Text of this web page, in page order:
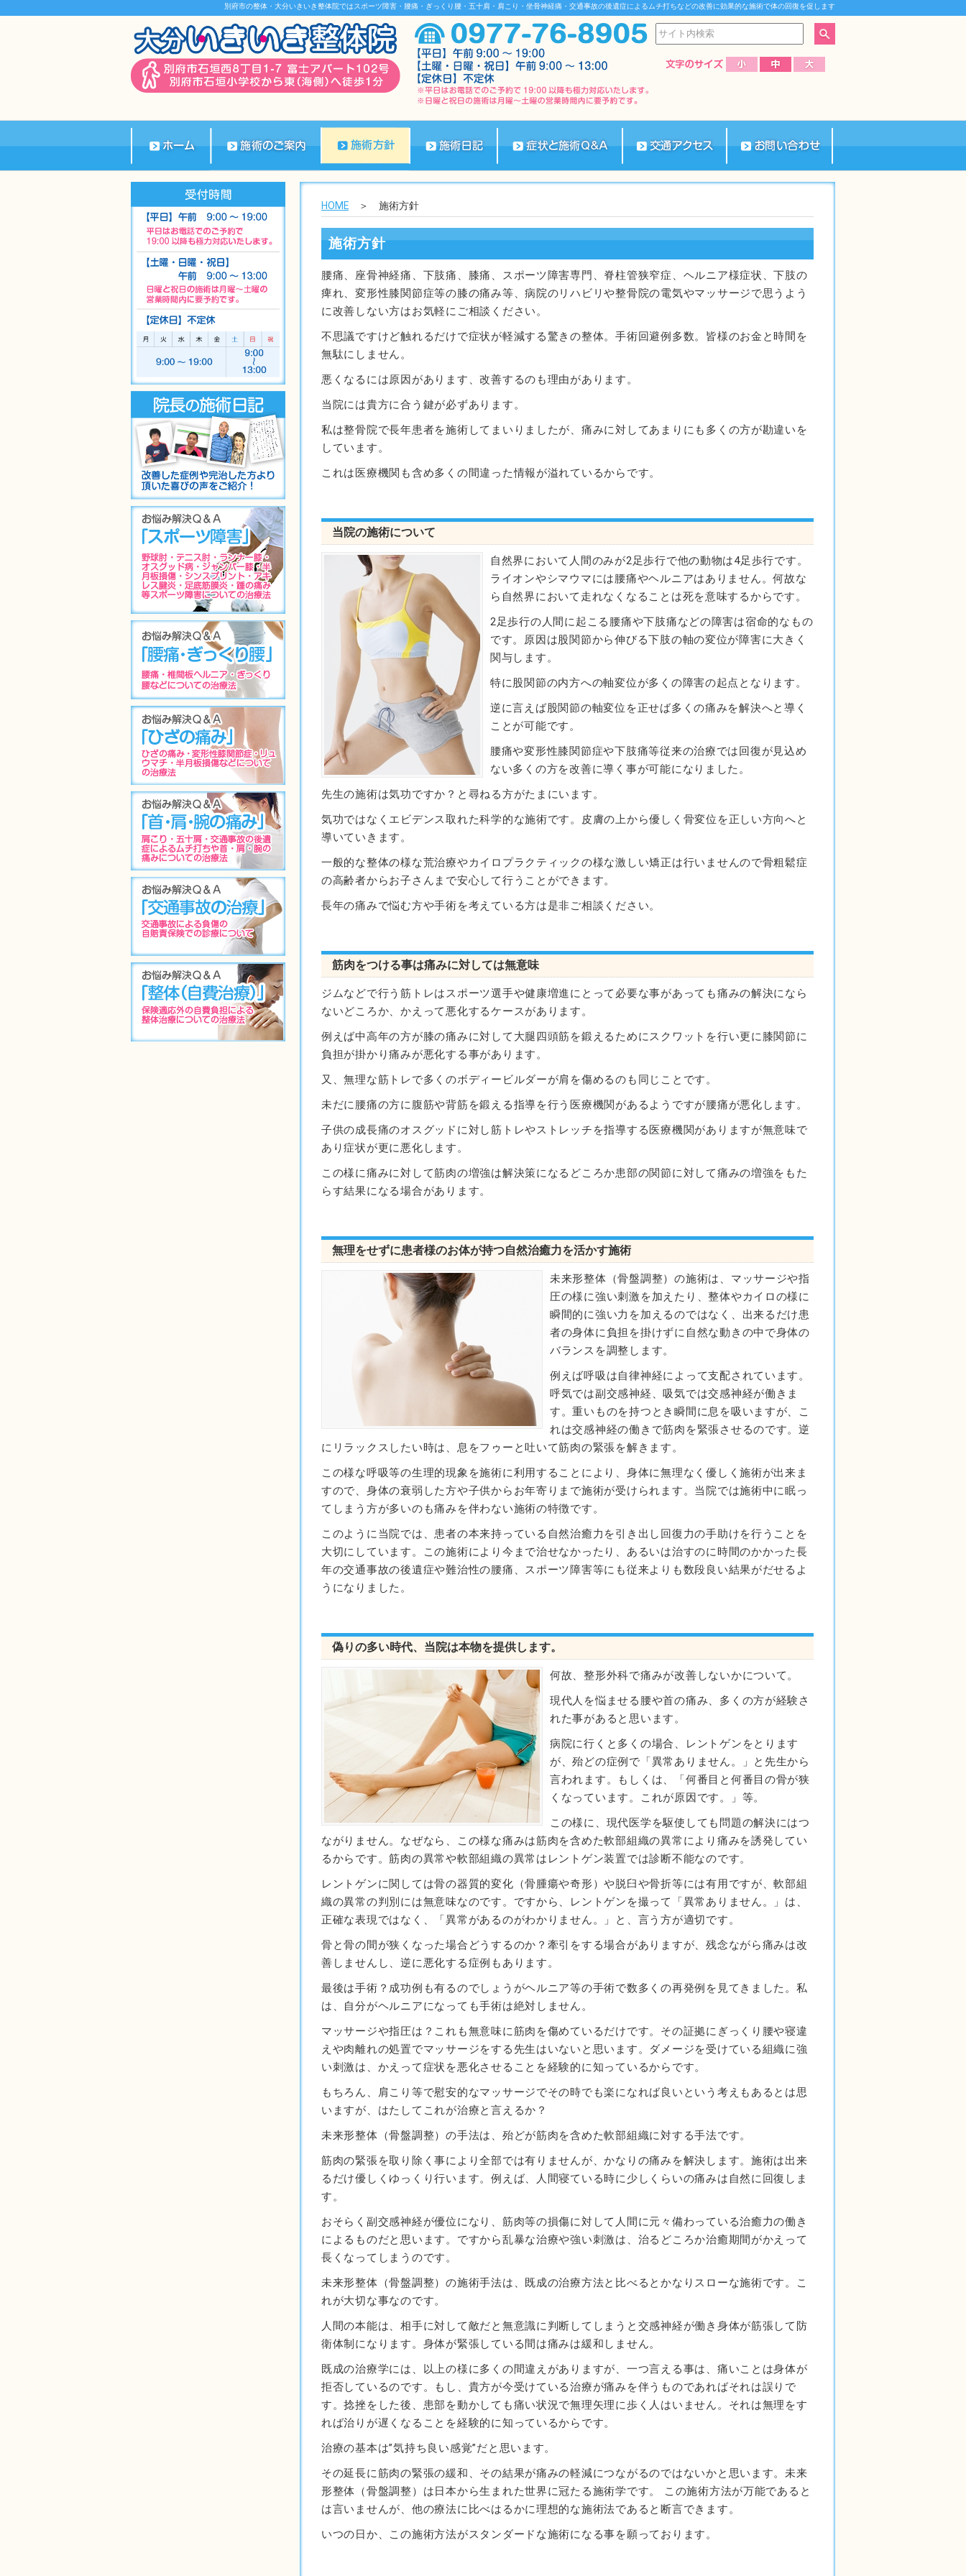
別府市の整体・大分いきいき整体院ではスポーツ障害・腰痛・ぎっくり腰・五十肩・肩こり・坐骨神経痛・交通事故の後遺症によるムチ打ちなどの改善に効果的な施術で体の回復を促します
HOME ＞ 施術方針
施術方針
腰痛、座骨神経痛、下肢痛、膝痛、スポーツ障害専門、脊柱管狭窄症、ヘルニア様症状、下肢の
痺れ、変形性膝関節症等の膝の痛み等、病院のリハビリや整骨院の電気やマッサージで思うよう
に改善しない方はお気軽にご相談ください。
不思議ですけど触れるだけで症状が軽減する驚きの整体。手術回避例多数。皆様のお金と時間を
無駄にしません。
悪くなるには原因があります、改善するのも理由があります。
当院には貴方に合う鍵が必ずあります。
私は整骨院で長年患者を施術してまいりましたが、痛みに対してあまりにも多くの方が勘違いを
しています。
これは医療機関も含め多くの間違った情報が溢れているからです。
当院の施術について
自然界において人間のみが2足歩行で他の動物は4足歩行です。
ライオンやシマウマには腰痛やヘルニアはありません。何故な
ら自然界において走れなくなることは死を意味するからです。
2足歩行の人間に起こる腰痛や下肢痛などの障害は宿命的なもの
です。原因は股関節から伸びる下肢の軸の変位が障害に大きく
関与します。
特に股関節の内方への軸変位が多くの障害の起点となります。
逆に言えば股関節の軸変位を正せば多くの痛みを解決へと導く
ことが可能です。
腰痛や変形性膝関節症や下肢痛等従来の治療では回復が見込め
ない多くの方を改善に導く事が可能になりました。
先生の施術は気功ですか？と尋ねる方がたまにいます。
気功ではなくエビデンス取れた科学的な施術です。皮膚の上から優しく骨変位を正しい方向へと
導いていきます。
一般的な整体の様な荒治療やカイロプラクティックの様な激しい矯正は行いませんので骨粗鬆症
の高齢者からお子さんまで安心して行うことができます。
長年の痛みで悩む方や手術を考えている方は是非ご相談ください。
筋肉をつける事は痛みに対しては無意味
ジムなどで行う筋トレはスポーツ選手や健康増進にとって必要な事があっても痛みの解決になら
ないどころか、かえって悪化するケースがあります。
例えば中高年の方が膝の痛みに対して大腿四頭筋を鍛えるためにスクワットを行い更に膝関節に
負担が掛かり痛みが悪化する事があります。
又、無理な筋トレで多くのボディービルダーが肩を傷めるのも同じことです。
未だに腰痛の方に腹筋や背筋を鍛える指導を行う医療機関があるようですが腰痛が悪化します。
子供の成長痛のオスグッドに対し筋トレやストレッチを指導する医療機関がありますが無意味で
あり症状が更に悪化します。
この様に痛みに対して筋肉の増強は解決策になるどころか患部の関節に対して痛みの増強をもた
らす結果になる場合があります。
無理をせずに患者様のお体が持つ自然治癒力を活かす施術
未来形整体（骨盤調整）の施術は、マッサージや指
圧の様に強い刺激を加えたり、整体やカイロの様に
瞬間的に強い力を加えるのではなく、出来るだけ患
者の身体に負担を掛けずに自然な動きの中で身体の
バランスを調整します。
例えば呼吸は自律神経によって支配されています。
呼気では副交感神経、吸気では交感神経が働きま
す。重いものを持つとき瞬間に息を吸いますが、こ
れは交感神経の働きで筋肉を緊張させるのです。逆
にリラックスしたい時は、息をフゥーと吐いて筋肉の緊張を解きます。
この様な呼吸等の生理的現象を施術に利用することにより、身体に無理なく優しく施術が出来ま
すので、身体の衰弱した方や子供からお年寄りまで施術が受けられます。当院では施術中に眠っ
てしまう方が多いのも痛みを伴わない施術の特徴です。
このように当院では、患者の本来持っている自然治癒力を引き出し回復力の手助けを行うことを
大切にしています。この施術により今まで治せなかったり、あるいは治すのに時間のかかった長
年の交通事故の後遺症や難治性の腰痛、スポーツ障害等にも従来よりも数段良い結果がだせるよ
うになりました。
偽りの多い時代、当院は本物を提供します。
何故、整形外科で痛みが改善しないかについて。
現代人を悩ませる腰や首の痛み、多くの方が経験さ
れた事があると思います。
病院に行くと多くの場合、レントゲンをとります
が、殆どの症例で「異常ありません。」と先生から
言われます。もしくは、「何番目と何番目の骨が狭
くなっています。これが原因です。」等。
この様に、現代医学を駆使しても問題の解決にはつ
ながりません。なぜなら、この様な痛みは筋肉を含めた軟部組織の異常により痛みを誘発してい
るからです。筋肉の異常や軟部組織の異常はレントゲン装置では診断不能なのです。
レントゲンに関しては骨の器質的変化（骨腫瘍や奇形）や脱臼や骨折等には有用ですが、軟部組
織の異常の判別には無意味なのです。ですから、レントゲンを撮って「異常ありません。」は、
正確な表現ではなく、「異常があるのがわかりません。」と、言う方が適切です。
骨と骨の間が狭くなった場合どうするのか？牽引をする場合がありますが、残念ながら痛みは改
善しませんし、逆に悪化する症例もあります。
最後は手術？成功例も有るのでしょうがヘルニア等の手術で数多くの再発例を見てきました。私
は、自分がヘルニアになっても手術は絶対しません。
マッサージや指圧は？これも無意味に筋肉を傷めているだけです。その証拠にぎっくり腰や寝違
えや肉離れの処置でマッサージをする先生はいないと思います。ダメージを受けている組織に強
い刺激は、かえって症状を悪化させることを経験的に知っているからです。
もちろん、肩こり等で慰安的なマッサージでその時でも楽になれば良いという考えもあるとは思
いますが、はたしてこれが治療と言えるか？
未来形整体（骨盤調整）の手法は、殆どが筋肉を含めた軟部組織に対する手法です。
筋肉の緊張を取り除く事により全部では有りませんが、かなりの痛みを解決します。施術は出来
るだけ優しくゆっくり行います。例えば、人間寝ている時に少しくらいの痛みは自然に回復しま
す。
おそらく副交感神経が優位になり、筋肉等の損傷に対して人間に元々備わっている治癒力の働き
によるものだと思います。ですから乱暴な治療や強い刺激は、治るどころか治癒期間がかえって
長くなってしまうのです。
未来形整体（骨盤調整）の施術手法は、既成の治療方法と比べるとかなりスローな施術です。こ
れが大切な事なのです。
人間の本能は、相手に対して敵だと無意識に判断してしまうと交感神経が働き身体が筋張して防
衛体制になります。身体が緊張している間は痛みは緩和しません。
既成の治療学には、以上の様に多くの間違えがありますが、一つ言える事は、痛いことは身体が
拒否しているのです。もし、貴方が今受けている治療が痛みを伴うものであればそれは誤りで
す。捻挫をした後、患部を動かしても痛い状況で無理矢理に歩く人はいません。それは無理をす
れば治りが遅くなることを経験的に知っているからです。
治療の基本は”気持ち良い感覚”だと思います。
その延長に筋肉の緊張の緩和、その結果が痛みの軽減につながるのではないかと思います。未来
形整体（骨盤調整）は日本から生まれた世界に冠たる施術学です。 この施術方法が万能であると
は言いませんが、他の療法に比べはるかに理想的な施術法であると断言できます。
いつの日か、この施術方法がスタンダードな施術になる事を願っております。